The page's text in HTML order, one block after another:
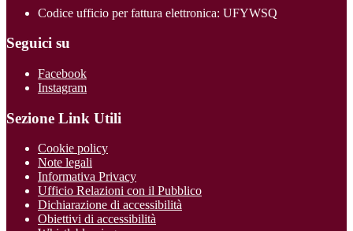
Codice ufficio per fattura elettronica: UFYWSQ
Seguici su
Facebook
Instagram
Sezione Link Utili
Cookie policy
Note legali
Informativa Privacy
Ufficio Relazioni con il Pubblico
Dichiarazione di accessibilità
Obiettivi di accessibilità